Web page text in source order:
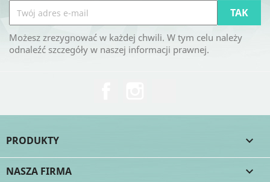
Możesz zrezygnować w każdej chwili. W tym celu należy
odnaleźć szczegóły w naszej informacji prawnej.
PRODUKTY 
NASZA FIRMA 